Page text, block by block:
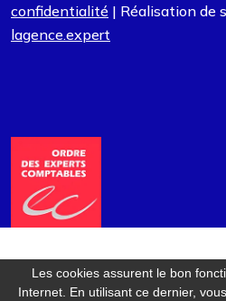
confidentialité | Réalisation de
lagence.expert
Les cookies assurent le bon
Internet. En utilisant ce dernier,